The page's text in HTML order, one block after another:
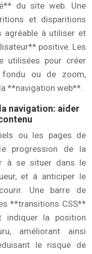
du site web. Une
et disparitions
agréable à utiliser et
positive. Les
utilisées pour créer
ou de zoom,
**navigation web**.
navigation: aider
ou les pages de
progression de la
à se situer dans le
et à anticiper le
Une barre de
**transitions CSS**
indiquer la position
améliorant ainsi
le risque de